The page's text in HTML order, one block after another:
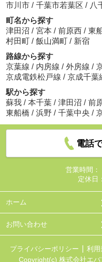
市川市 / 千葉市若葉区 / 八
町名から探す
津田沼 / 宮本 / 前原西 / 東
村田町 / 飯山満町 / 新宿
路線から探す
京葉線 / 内房線 / 外房線 /
京成電鉄松戸線 / 京成千葉
駅から探す
蘇我 / 本千葉 / 津田沼 / 前
東船橋 / 浜野 / 千葉中央 /
電話
営業時間：
定休日：
ホーム
お問い合わせ
プライバシーポリシー 利用
Copyright(c) 株式会社エ